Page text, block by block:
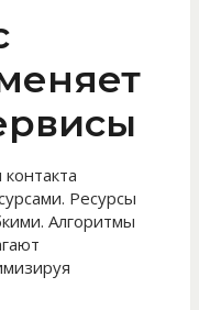
Ресурсы
Алгоритмы